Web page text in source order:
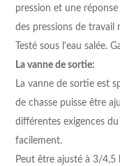
pression et une
des pressions de
Testé sous l'eau salée.
La vanne de sortie:
La vanne de sortie est
de chasse puisse être
différentes exigences
facilement.
Peut être ajusté à3/4,5